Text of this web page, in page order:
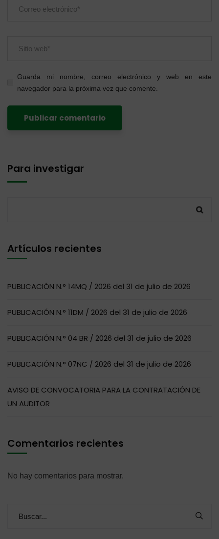
Guarda mi nombre, correo electrónico y web en este
navegador para la próxima vez que comente.
Para investigar
Artículos recientes
PUBLICACIÓN N.° 14MQ / 2026 del 31 de julio de 2026
PUBLICACIÓN N.° 11DM / 2026 del 31 de julio de 2026
PUBLICACIÓN N.° 04 BR / 2026 del 31 de julio de 2026
PUBLICACIÓN N.° 07NC / 2026 del 31 de julio de 2026
AVISO DE CONVOCATORIA PARA LA CONTRATACIÓN DE
UN AUDITOR
Comentarios recientes
No hay comentarios para mostrar.